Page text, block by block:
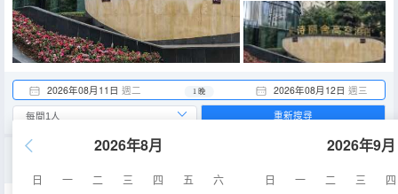
2026年08月11日 週二 2026年08月12日 週三
1 晚
2026年8月
日 一 二 三 四 五
六
2026年9月
日 一 二 三
四
重新搜尋